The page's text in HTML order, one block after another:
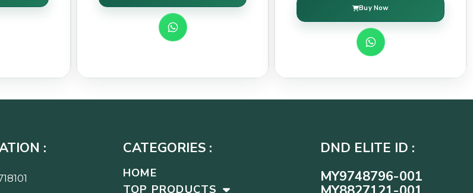
Buy Now
: CATEGORIES :
HOME
TOP PRODUCTS
DND ELITE ID :
MY9748796-001